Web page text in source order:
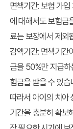
면책기간: 보험 가
에 대해서도 보험금
료는 보장에서 제외
감액기간: 면책기간
금을 50%만 지급하
험금을 받을 수 있습
따라서 아이의 치아
기간을 충분히 확보